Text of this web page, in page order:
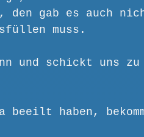
den gab es auch
muss.
und schickt uns
beeilt haben,